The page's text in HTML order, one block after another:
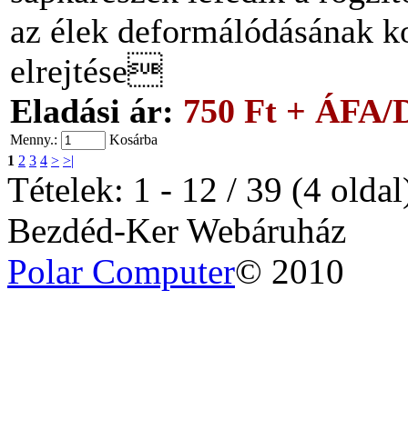
az élek deformálódásának
elrejtése
Eladási ár: 750 Ft + ÁFA/
Menny.:
Kosárba
1 2 3 4 > >|
Tételek: 1 - 12 / 39 (4
Bezdéd-Ker Webáruház
Polar Computer© 2010